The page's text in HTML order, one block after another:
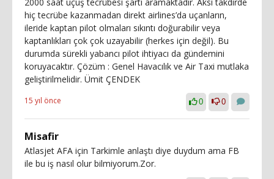
hiç tecrübe kazanmadan direkt airlines’da uçanların,
ileride kaptan pilot olmaları sıkıntı doğurabilir veya
kaptanlıkları çok çok uzayabilir (herkes için değil). Bu
durumda sürekli yabancı pilot ihtiyacı da gündemini
koruyacaktır. Çözüm : Genel Havacılık ve Air Taxi mutlaka
geliştirilmelidir. Ümit ÇENDEK
15 yıl önce 0 0
Misafir
Atlasjet AFA için Tarkimle anlaştı diye duydum ama FB
ile bu iş nasıl olur bilmiyorum.Zor.